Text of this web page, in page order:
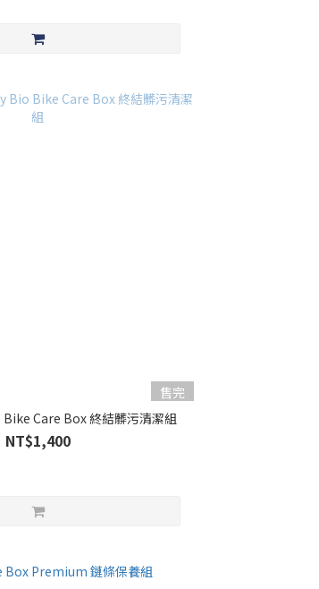
售完
Care Box 終結髒污清潔組
NT$1,400